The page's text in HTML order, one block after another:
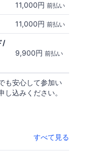
11,000円 前払い
11,000円 前払い
/
9,900円 前払い
も安心して参加い
込みください。
すべて見る